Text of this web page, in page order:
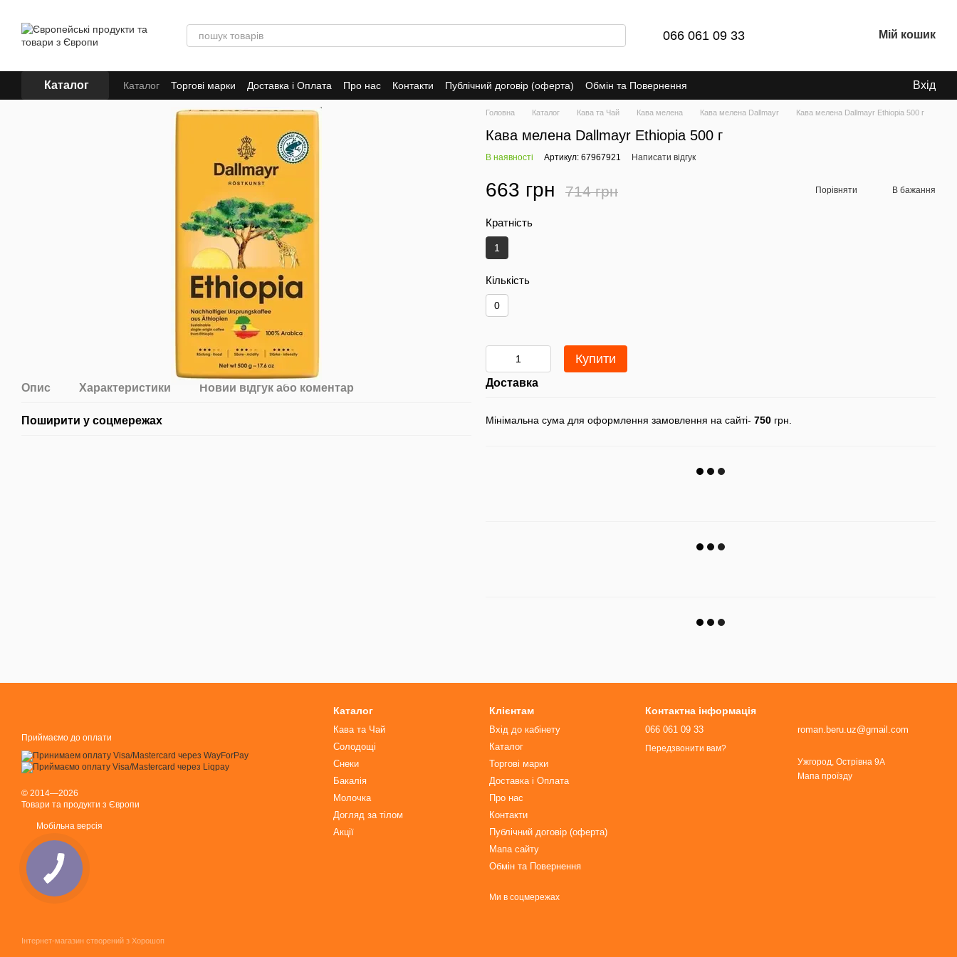
066 061 09 33 Мій кошик
Каталог Каталог Торгові марки Доставка і Оплата Про нас Контакти Публічний договір (оферта) Обмін та Повернення Вхід
Опис Характеристики Новий відгук або коментар
Поширити у соцмережах
Головна Каталог Кава та Чай Кава мелена Кава мелена Dallmayr Кава мелена Dallmayr Ethiopia 500 г
Кава мелена Dallmayr Ethiopia 500 г
В наявності Артикул: 67967921 Написати відгук
663 грн 714 грн Порівняти В бажання
Кратність
1
Кількість
0
Купити
Доставка
Мінімальна сума для оформлення замовлення на сайті- 750 грн.
Приймаємо до оплати
© 2014—2026
Товари та продукти з Європи
Мобільна версія
Інтернет-магазин створений з Хорошоп
Каталог
Кава та Чай
Солодощі
Снеки
Бакалія
Молочка
Догляд за тілом
Акції
Клієнтам
Вхід до кабінету
Каталог
Торгові марки
Доставка і Оплата
Про нас
Контакти
Публічний договір (оферта)
Мапа сайту
Обмін та Повернення
Ми в соцмережах
Контактна інформація
066 061 09 33
Передзвонити вам?
roman.beru.uz@gmail.com
Ужгород, Острівна 9А
Мапа проїзду